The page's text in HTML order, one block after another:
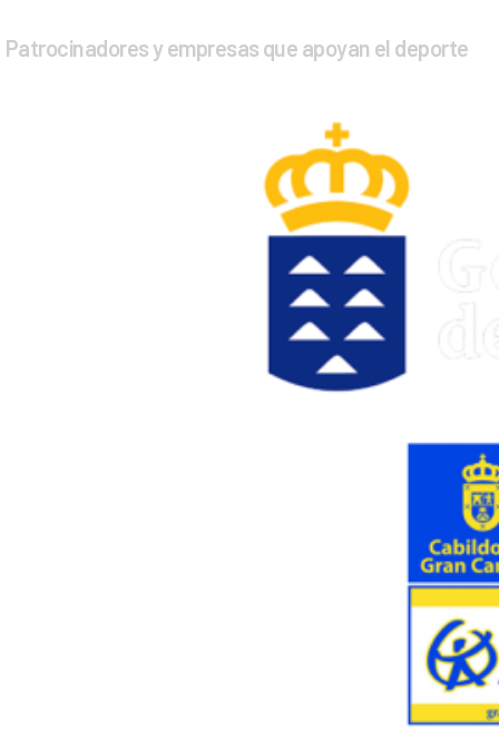
Patrocinadores y empresas que apoyan el deporte